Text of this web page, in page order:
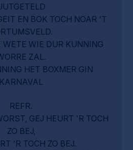
EN BOK TOCH NOAR 'T
WETE WIE DUR KUNNING
ZAL.
HET BOXMER GIN
KARNAVAL
REFR.
GEJ HEURT 'R TOCH
ZO BEJ,
'R TOCH ZO BEJ.